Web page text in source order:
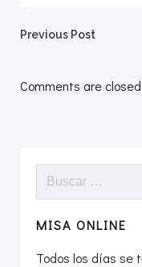
por
Previous Post
Comments are closed
Buscar:
MISA ONLINE
Todos los días se